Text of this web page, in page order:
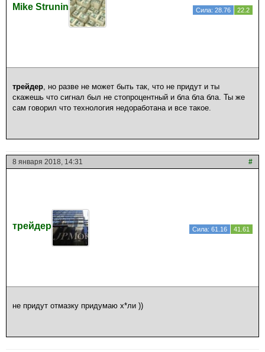
Mike Strunin Сила: 28.76 22.2
трейдер, но разве не может быть так, что не придут и ты
скажешь что сигнал был не стопроцентный и бла бла бла. Ты же
сам говорил что технология недоработана и все такое.
8 января 2018, 14:31 #
трейдер Сила: 61.16 41.61
не придут отмазку придумаю х*ли ))